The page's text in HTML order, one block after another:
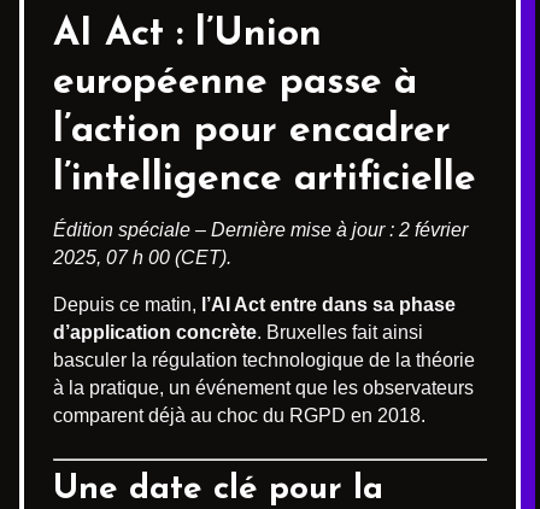
AI Act : l’Union
européenne passe à
l’action pour encadrer
l’intelligence artificielle
Édition spéciale – Dernière mise à jour : 2 février
2025, 07 h 00 (CET).
Depuis ce matin, l’AI Act entre dans sa phase
d’application concrète. Bruxelles fait ainsi
basculer la régulation technologique de la théorie
à la pratique, un événement que les observateurs
comparent déjà au choc du RGPD en 2018.
Une date clé pour la